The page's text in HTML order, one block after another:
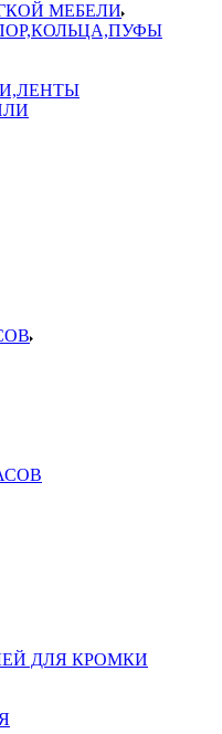
МЕБЕЛИ
ДЛЯ КРОМКИ